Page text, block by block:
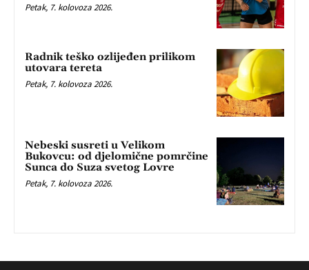
Petak, 7. kolovoza 2026.
Radnik teško ozlijeđen prilikom
utovara tereta
Petak, 7. kolovoza 2026.
Nebeski susreti u Velikom
Bukovcu: od djelomične pomrčine
Sunca do Suza svetog Lovre
Petak, 7. kolovoza 2026.